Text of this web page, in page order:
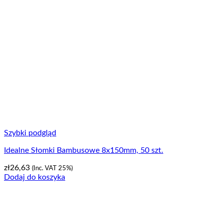
Szybki podgląd
Idealne Słomki Bambusowe 8x150mm, 50 szt.
zł26,63 (Inc. VAT 25%)
Dodaj do koszyka